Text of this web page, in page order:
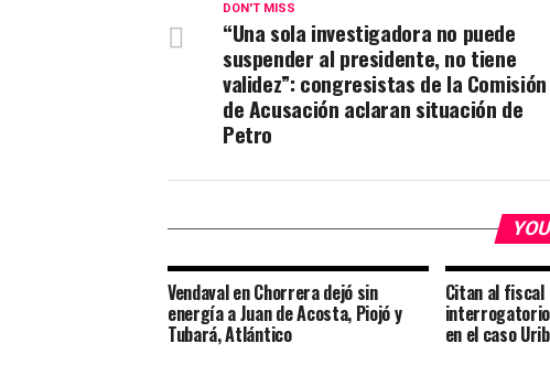
DON'T MISS
“Una sola investigadora no puede
suspender al presidente, no tiene
validez”: congresistas de la Comisión
de Acusación aclaran situación de
Petro
Vendaval en Chorrera dejó sin
energía a Juan de Acosta, Piojó y
Tubará, Atlántico
Citan al fiscal
en el caso